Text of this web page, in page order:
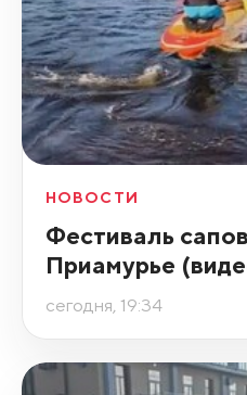
НОВОСТИ
Фестиваль
Приамурье
сегодня, 19:34